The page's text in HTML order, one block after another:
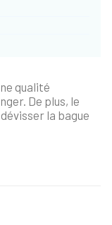
qualité
De plus, le
la bague